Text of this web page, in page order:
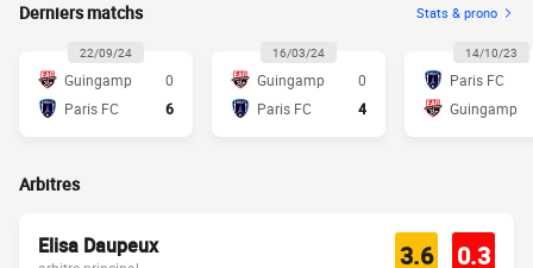
Derniers matchs Stats & prono
22/09/24
Guingamp
0
Paris FC
6
16/03/24
Guingamp
0
Paris FC
4
14/10/23
Paris FC
Guingamp
Arbitres
Elisa Daupeux 3.6 0.3